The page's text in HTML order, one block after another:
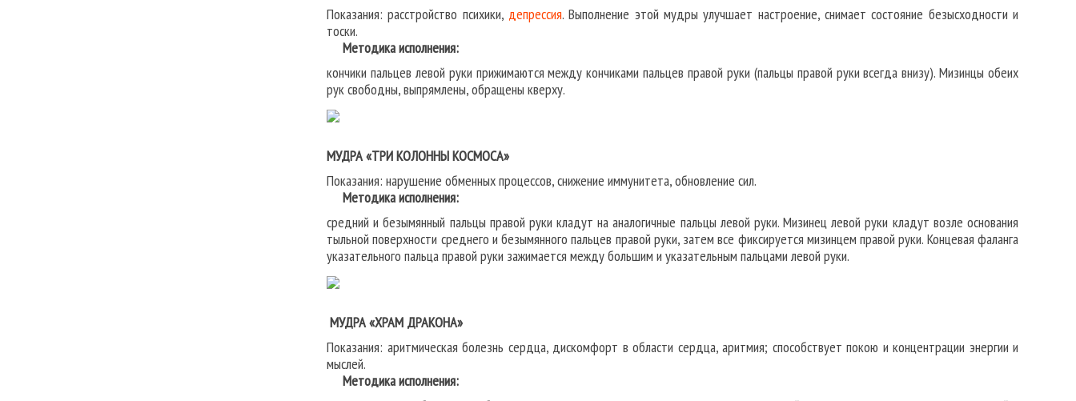
Показания: расстройство психики, депрессия. Выполнение этой мудры улучшает настроение, снимает состояние безысходности и
тоски.
Методика исполнения:
кончики пальцев левой руки прижимаются между кончиками пальцев правой руки (пальцы правой руки всегда внизу). Мизинцы обеих
рук свободны, выпрямлены, обращены кверху.
МУДРА «ТРИ КОЛОННЫ КОСМОСА»
Показания: нарушение обменных процессов, снижение иммунитета, обновление сил.
Методика исполнения:
средний и безымянный пальцы правой руки кладут на аналогичные пальцы левой руки. Мизинец левой руки кладут возле основания
тыльной поверхности среднего и безымянного пальцев правой руки, затем все фиксируется мизинцем правой руки. Концевая фаланга
указательного пальца правой руки зажимается между большим и указательным пальцами левой руки.
МУДРА «ХРАМ ДРАКОНА»
Показания: аритмическая болезнь сердца, дискомфорт в области сердца, аритмия; способствует покою и концентрации энергии и
мыслей.
Методика исполнения: